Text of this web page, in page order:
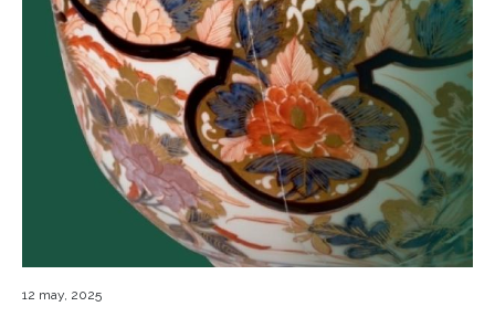
12 may, 2025